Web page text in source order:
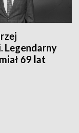
Legendarny
69 lat